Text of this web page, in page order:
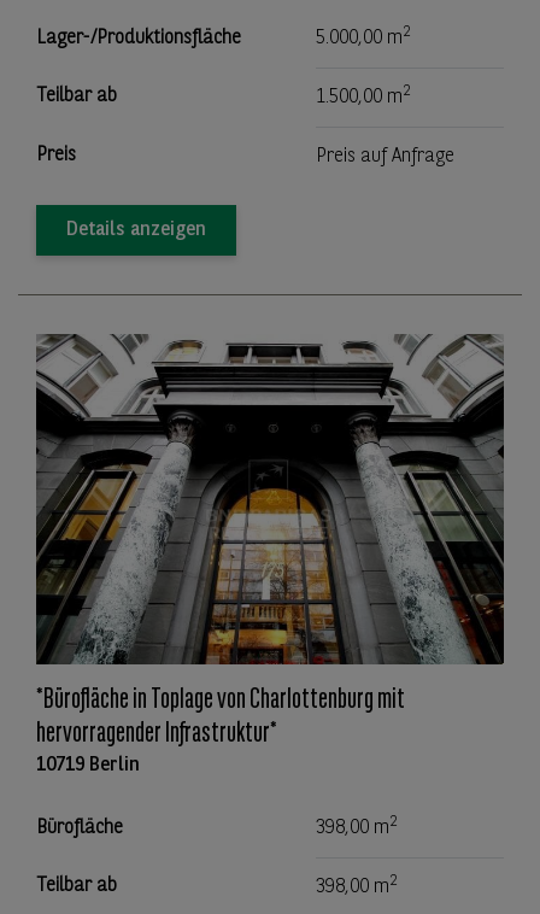
Lager-/Produktionsfläche 5.000,00 m2
Teilbar ab 1.500,00 m2
Preis Preis auf Anfrage
Details anzeigen
*Bürofläche in Toplage von Charlottenburg mit
hervorragender Infrastruktur*
10719 Berlin
Bürofläche 398,00 m2
Teilbar ab 398,00 m2